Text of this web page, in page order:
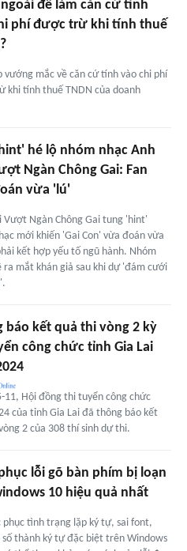
để làm căn cứ tính
phí được trừ khi tính thuế
vướng mắc về căn cứ tính vào chi phí
khi tính thuế TNDN của doanh
hé lộ nhóm nhạc Anh
Ngàn Chông Gai: Fan
vừa 'lú'
Vượt Ngàn Chông Gai tung 'hint'
mới khiến 'Gai Con' vừa đoán vừa
kết hợp yếu tố ngũ hành. Nhóm
ra mắt khán giả sau khi dự 'đám cưới
báo kết quả thi vòng 2 kỳ
công chức tỉnh Gia Lai
11, Hội đồng thi tuyển công chức
của tỉnh Gia Lai đã thông báo kết
2 của 308 thí sinh dự thi.
lỗi gõ bàn phím bị loạn
10 hiệu quả nhất
phục tình trạng lặp ký tự, sai font,
số thành ký tự đặc biệt trên Windows